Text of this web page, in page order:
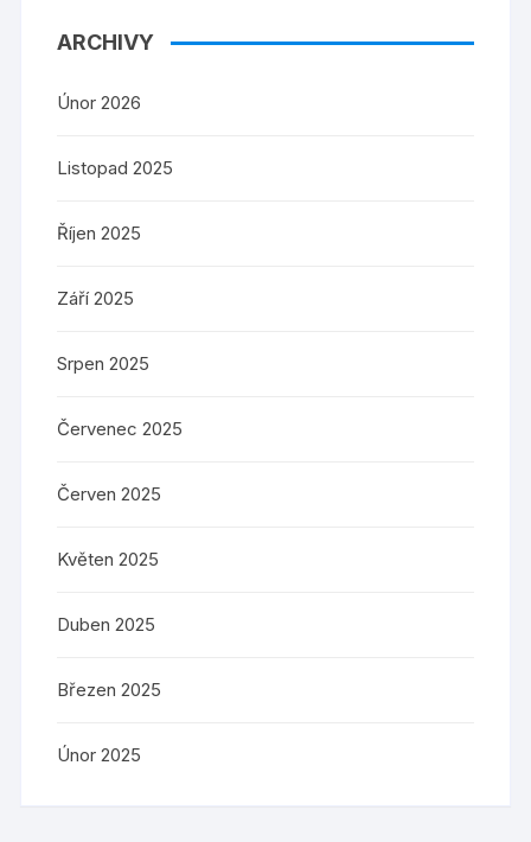
ARCHIVY
Únor 2026
Listopad 2025
Říjen 2025
Září 2025
Srpen 2025
Červenec 2025
Červen 2025
Květen 2025
Duben 2025
Březen 2025
Únor 2025